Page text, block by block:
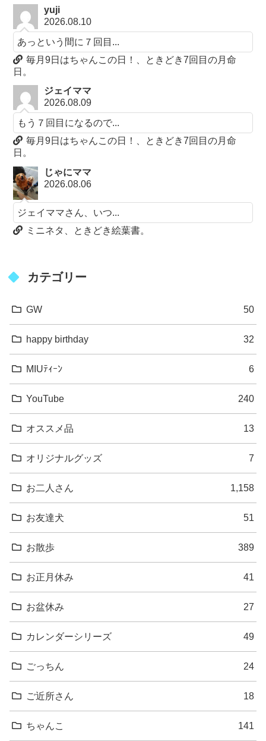
yuji
2026.08.10
あっという間に７回目...
毎月9日はちゃんこの日！、ときどき7回目の月命
日。
ジェイママ
2026.08.09
もう７回目になるので...
毎月9日はちゃんこの日！、ときどき7回目の月命
日。
じゃにママ
2026.08.06
ジェイママさん、いつ...
ミニネタ、ときどき絵葉書。
カテゴリー
GW 50
happy birthday 32
MIUﾃｨｰﾝ 6
YouTube 240
オススメ品 13
オリジナルグッズ 7
お二人さん 1,158
お友達犬 51
お散歩 389
お正月休み 41
お盆休み 27
カレンダーシリーズ 49
ごっちん 24
ご近所さん 18
ちゃんこ 141